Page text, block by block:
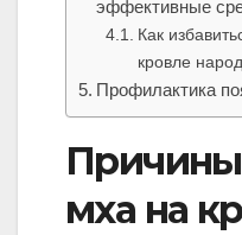
эффективные
Как
кровле
Профилактика
мха на